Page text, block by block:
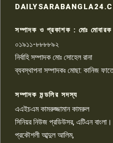
১০
সম্পাদক ও প্রকাশক : মোঃ
০১৯১১-৮৮৮৮৯২
নির্বাহি সম্পাদক মোঃ সোহেল রানা
ব্যবস্থাপনা সম্পাদকঃ মোছা: কানিজ
সম্পাদক মন্ডলির সদস্য
এএইচএম কামরুজ্জামান কামরুল
সিনিয়র নিউজ প্রডিউসর, এটিএন বাংলা।
প্রকৌশলী আব্দুল আলিম,